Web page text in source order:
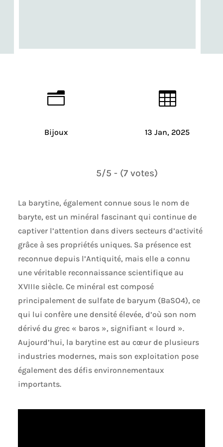
n
Bijoux

13 Jan, 2025
5/5 - (7 votes)
La barytine, également connue sous le nom de
baryte, est un minéral fascinant qui continue de
captiver l’attention dans divers secteurs d’activité
grâce à ses propriétés uniques. Sa présence est
reconnue depuis l’Antiquité, mais elle a connu
une véritable reconnaissance scientifique au
XVIIIe siècle. Ce minéral est composé
principalement de sulfate de baryum (BaSO4), ce
qui lui confère une densité élevée, d’où son nom
dérivé du grec « baros », signifiant « lourd ».
Aujourd’hui, la barytine est au cœur de plusieurs
industries modernes, mais son exploitation pose
également des défis environnementaux
importants.